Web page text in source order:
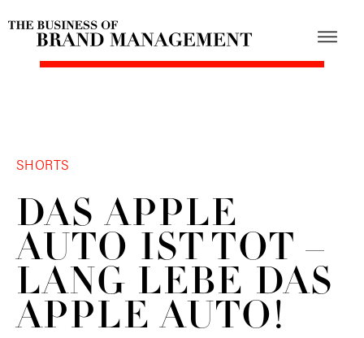
SHORTS
DAS APPLE
AUTO IST TOT –
LANG LEBE DAS
APPLE AUTO!